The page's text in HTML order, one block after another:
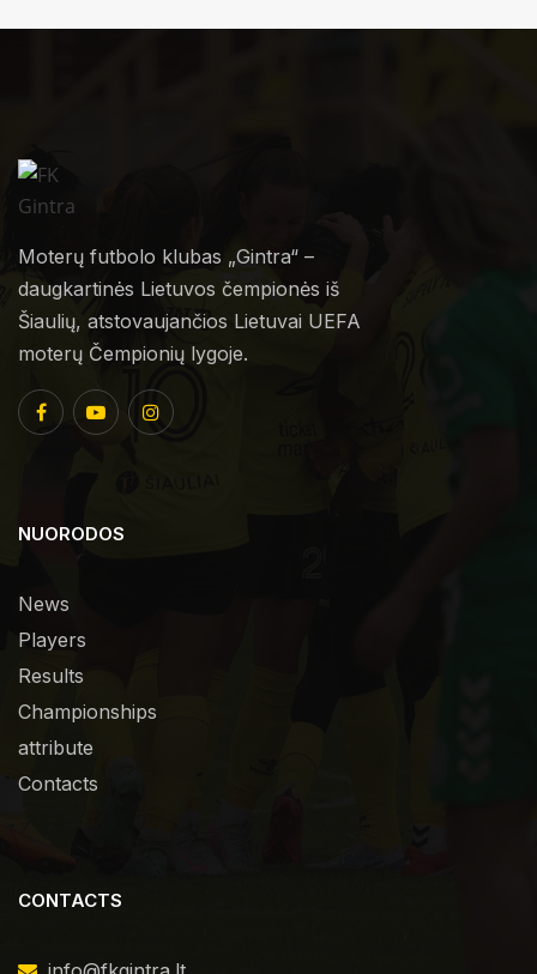
Moterų futbolo klubas „Gintra“ –
daugkartinės Lietuvos čempionės iš
Šiaulių, atstovaujančios Lietuvai UEFA
moterų Čempionių lygoje.
NUORODOS
News
Players
Results
Championships
attribute
Contacts
CONTACTS